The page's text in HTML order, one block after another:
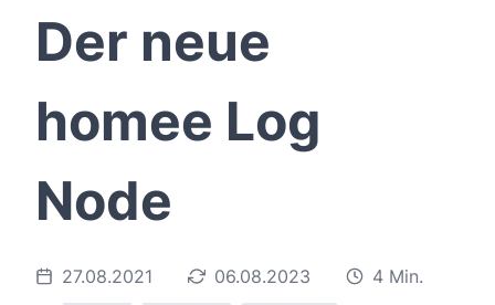
Der neue
homee Log
Node
27.08.2021 06.08.2023 4 Min.